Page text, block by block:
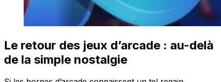
Le retour des jeux d’arcade : au-delà
de la simple nostalgie